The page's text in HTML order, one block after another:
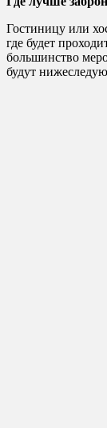
Гостиницу или
где будет
большинство
будут